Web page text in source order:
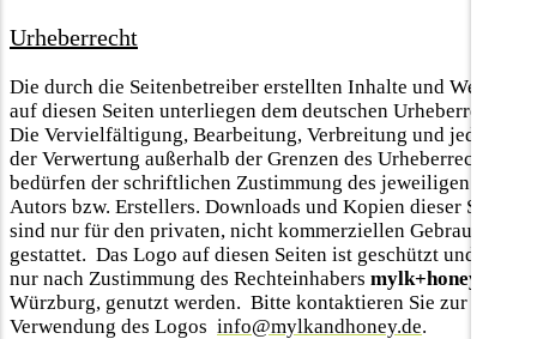
Urheberrecht
Die durch die Seitenbetreiber erstellten Inhalte und Werke
auf diesen Seiten unterliegen dem deutschen Urheberrecht.
Die Vervielfältigung, Bearbeitung, Verbreitung und jede Art
der Verwertung außerhalb der Grenzen des Urheberrechts
bedürfen der schriftlichen Zustimmung des jeweiligen
Autors bzw. Erstellers. Downloads und Kopien dieser Seite
sind nur für den privaten, nicht kommerziellen Gebrauch
gestattet. Das Logo auf diesen Seiten ist geschützt und darf
nur nach Zustimmung des Rechteinhabers mylk+honey,
Würzburg, genutzt werden. Bitte kontaktieren Sie zur
Verwendung des Logos info@mylkandhoney.de.